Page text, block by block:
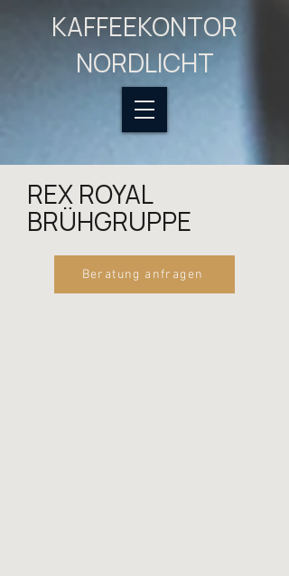
KAFFEEKONTOR
NORDLICHT
REX ROYAL
BRÜHGRUPPE
Beratung anfragen